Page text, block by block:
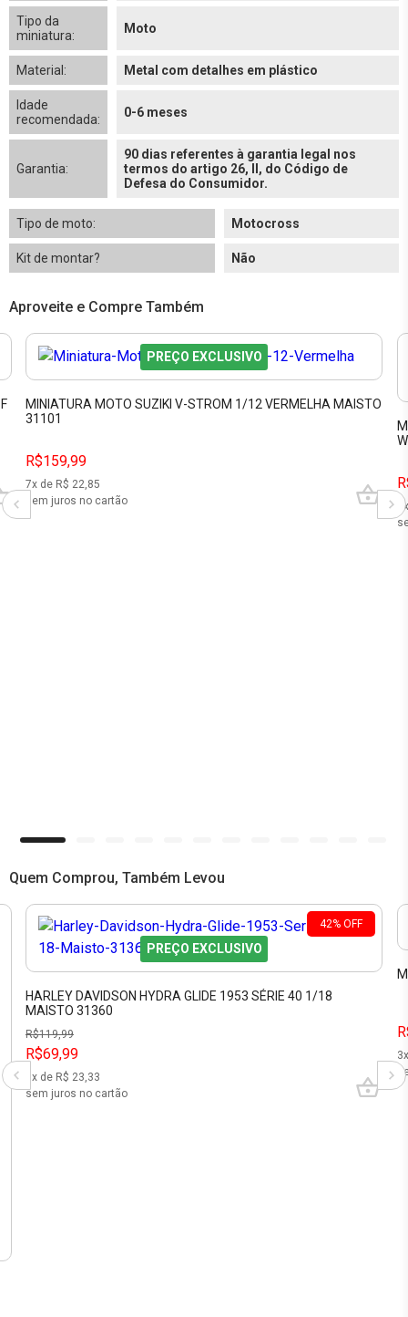
Tipo da
miniatura:
Moto
Material: Metal com detalhes em plástico
Idade
recomendada:
0-6 meses
Garantia:
90 dias referentes à garantia legal nos
termos do artigo 26, II, do Código de
Defesa do Consumidor.
Tipo de moto: Motocross
Kit de montar? Não
Aproveite e Compre Também
PREÇO EXCLUSIVO
MINIATURA MOTO SUZIKI V-STROM 1/12 VERMELHA MAISTO
31101
R$159,99
7x de R$ 22,85
sem juros no cartão
Quem Comprou, Também Levou
42% OFF
PREÇO EXCLUSIVO
HARLEY DAVIDSON HYDRA GLIDE 1953 SÉRIE 40 1/18
MAISTO 31360
R$119,99
R$69,99
3x de R$ 23,33
sem juros no cartão
3